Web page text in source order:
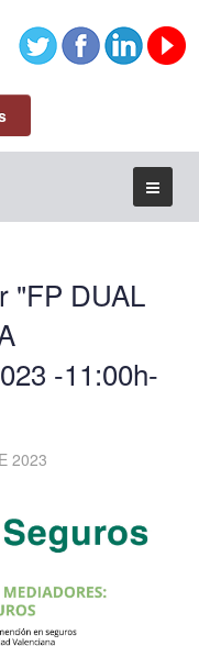
"FP DUAL
-11:00h-
2023